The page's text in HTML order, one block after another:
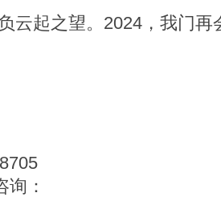
云起之望。2024，我门再
：